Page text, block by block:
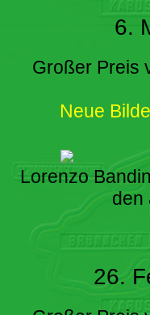
6.
Großer Preis
Neue
Lorenzo
den
26.